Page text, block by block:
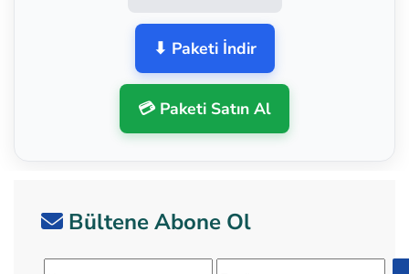
⬇ Paketi İndir
💳 Paketi Satın Al
Bültene Abone Ol